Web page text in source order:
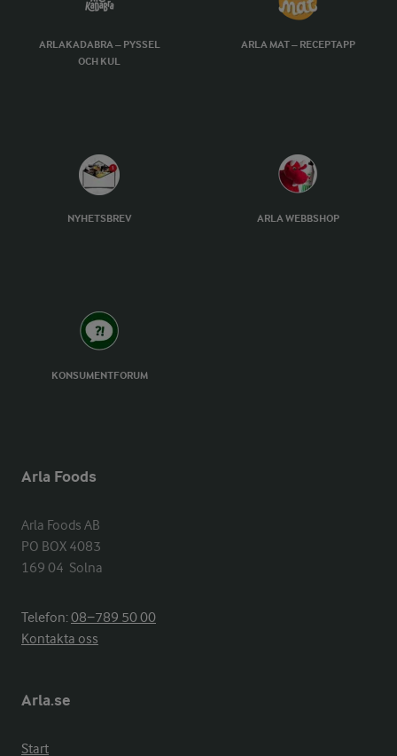
ARLAKADABRA – PYSSEL
OCH KUL
ARLA MAT – RECEPTAPP
NYHETSBREV ARLA WEBBSHOP
KONSUMENTFORUM
Arla Foods
Arla Foods AB
PO BOX 4083
169 04  Solna
Telefon:08−789 50 00
Kontakta oss
Arla.se
Start